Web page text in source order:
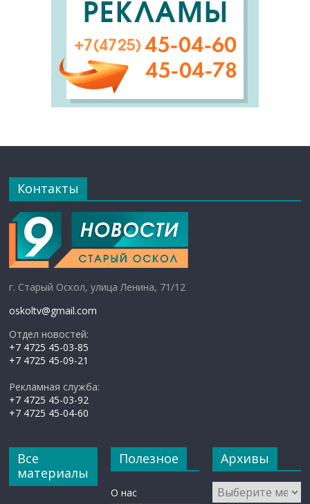
Контакты
г. Старый Оскол, улица Ленина, 71/12
oskoltv@gmail.com
Отдел новостей:
+7 4725 45-03-85
+7 4725 45-09-21
Рекламная служба:
+7 4725 45-03-92
+7 4725 45-04-60
Все
материалы
Полезное
О нас
Архивы
Архивы